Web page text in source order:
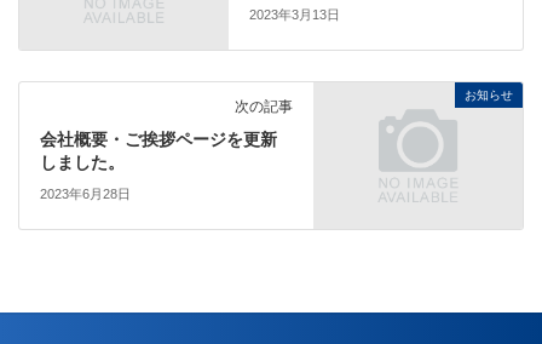
2023年3月13日
お知らせ
次の記事
会社概要・ご挨拶ページを更新
しました。
2023年6月28日